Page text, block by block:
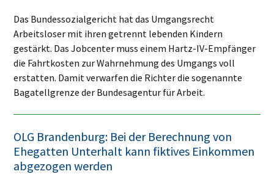
Das Bundessozialgericht hat das Umgangsrecht
Arbeitsloser mit ihren getrennt lebenden Kindern
gestärkt. Das Jobcenter muss einem Hartz-IV-Empfänger
die Fahrtkosten zur Wahrnehmung des Umgangs voll
erstatten. Damit verwarfen die Richter die sogenannte
Bagatellgrenze der Bundesagentur für Arbeit.
OLG Brandenburg: Bei der Berechnung von
Ehegatten Unterhalt kann fiktives Einkommen
abgezogen werden